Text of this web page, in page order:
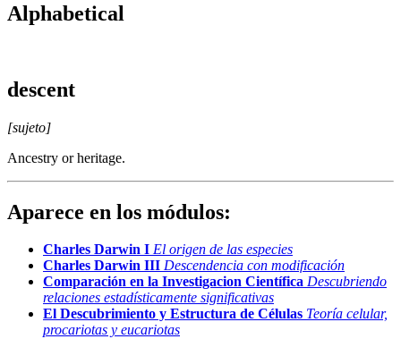
Alphabetical
descent
[sujeto]
Ancestry or heritage.
Aparece en los módulos:
Charles Darwin I El origen de las especies
Charles Darwin III Descendencia con modificación
Comparación en la Investigacion Científica Descubriendo
relaciones estadísticamente significativas
El Descubrimiento y Estructura de Células Teoría celular,
procariotas y eucariotas